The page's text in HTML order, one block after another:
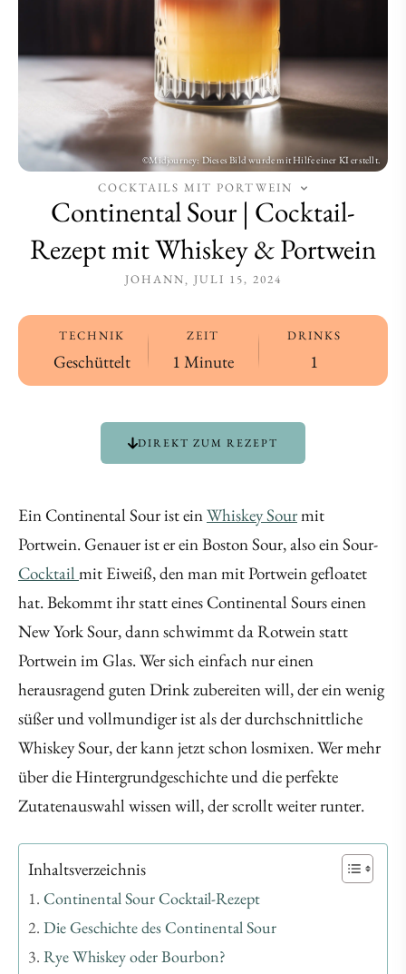
Portwein
Portwein
COCKTAILS MIT PORTWEIN
Continental Sour | Cocktail-
Rezept mit Whiskey & Portwein
JOHANN JULI 15, 2024
TECHNIK
Geschüttelt
ZEIT
1 Minute
DRINKS
1
DIREKT ZUM REZEPT
Ein Continental Sour ist einWhiskey Sourmit
Portwein. Genauer ist er ein Boston Sour, also ein Sour-
Cocktail mit Eiweiß, den man mit Portwein gefloatet
hat. Bekommt ihr statt eines Continental Sours einen
New York Sour, dann schwimmt da Rotwein statt
Portwein im Glas. Wer sich einfach nur einen
herausragend guten Drink zubereiten will, der ein wenig
süßer und vollmundiger ist als der durchschnittliche
Whiskey Sour, der kann jetzt schon losmixen. Wer mehr
über die Hintergrundgeschichte und die perfekte
Zutatenauswahl wissen will, der scrollt weiter runter.
Inhaltsverzeichnis
Continental Sour Cocktail-Rezept
Die Geschichte des Continental Sour
Rye Whiskey oder Bourbon?